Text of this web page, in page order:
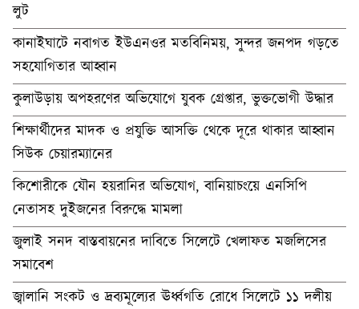
লুট
কানাইঘাটে নবাগত ইউএনওর মতবিনিময়, সুন্দর জনপদ গড়তে
সহযোগিতার আহ্বান
কুলাউড়ায় অপহরণের অভিযোগে যুবক গ্রেপ্তার, ভুক্তভোগী উদ্ধার
শিক্ষার্থীদের মাদক ও প্রযুক্তি আসক্তি থেকে দূরে থাকার আহ্বান
সিউক চেয়ারম্যানের
কিশোরীকে যৌন হয়রানির অভিযোগ, বানিয়াচংয়ে এনসিপি
নেতাসহ দুইজনের বিরুদ্ধে মামলা
জুলাই সনদ বাস্তবায়নের দাবিতে সিলেটে খেলাফত মজলিসের
সমাবেশ
জ্বালানি সংকট ও দ্রব্যমূল্যের ঊর্ধ্বগতি রোধে সিলেটে ১১ দলীয়